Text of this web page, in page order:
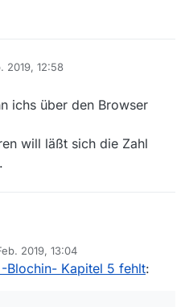
2019, 12:58
ichs über den Browser
will läßt sich die Zahl
editieren will läßt sich die
2019, 13:04
-Blochin- Kapitel 5 fehlt: